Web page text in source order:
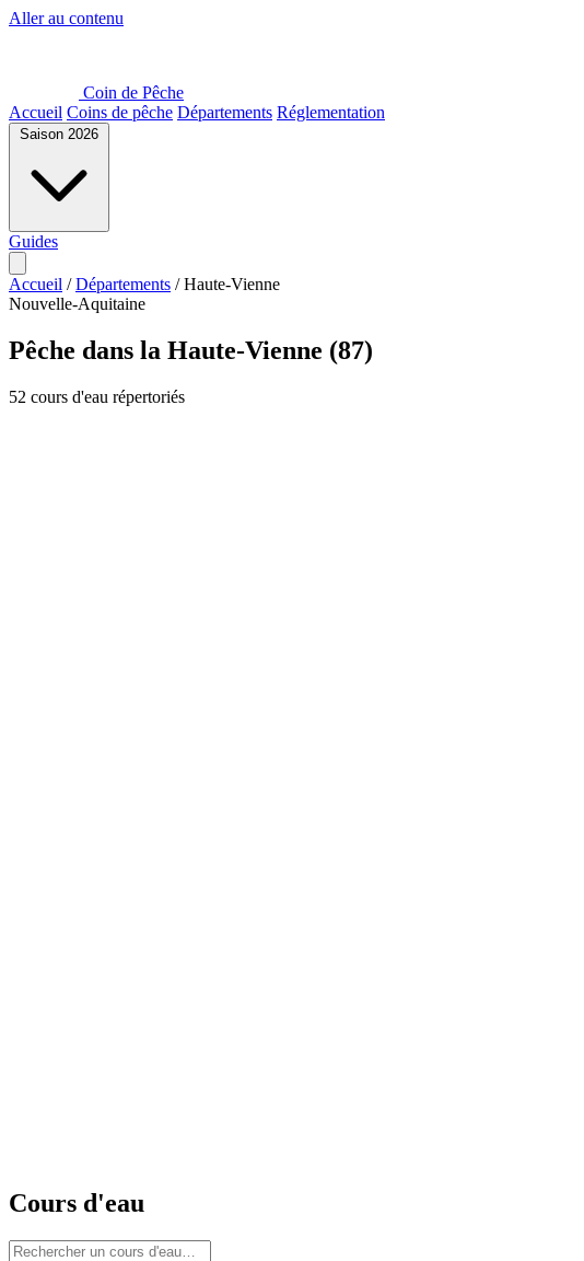
Aller au contenu
Coin de Pêche
Accueil Coins de pêche Départements Réglementation
Saison 2026
Guides
Accueil / Départements / Haute-Vienne
Nouvelle-Aquitaine
Pêche dans la Haute-Vienne (87)
52 cours d'eau répertoriés
Cours d'eau